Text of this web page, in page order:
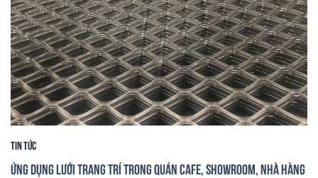
Tin tức
Ứng dụng lưới trang trí trong quán cafe, showroom, nhà hàng